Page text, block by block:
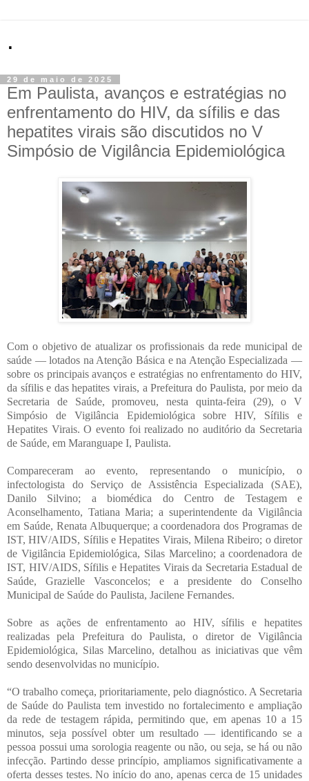
.
29 de maio de 2025
Em Paulista, avanços e estratégias no
enfrentamento do HIV, da sífilis e das
hepatites virais são discutidos no V
Simpósio de Vigilância Epidemiológica
Com o objetivo de atualizar os profissionais da rede municipal de
saúde — lotados na Atenção Básica e na Atenção Especializada —
sobre os principais avanços e estratégias no enfrentamento do HIV,
da sífilis e das hepatites virais, a Prefeitura do Paulista, por meio da
Secretaria de Saúde, promoveu, nesta quinta-feira (29), o V
Simpósio de Vigilância Epidemiológica sobre HIV, Sífilis e
Hepatites Virais. O evento foi realizado no auditório da Secretaria
de Saúde, em Maranguape I, Paulista.
Compareceram ao evento, representando o município, o
infectologista do Serviço de Assistência Especializada (SAE),
Danilo Silvino; a biomédica do Centro de Testagem e
Aconselhamento, Tatiana Maria; a superintendente da Vigilância
em Saúde, Renata Albuquerque; a coordenadora dos Programas de
IST, HIV/AIDS, Sífilis e Hepatites Virais, Milena Ribeiro; o diretor
de Vigilância Epidemiológica, Silas Marcelino; a coordenadora de
IST, HIV/AIDS, Sífilis e Hepatites Virais da Secretaria Estadual de
Saúde, Grazielle Vasconcelos; e a presidente do Conselho
Municipal de Saúde do Paulista, Jacilene Fernandes.
Sobre as ações de enfrentamento ao HIV, sífilis e hepatites
realizadas pela Prefeitura do Paulista, o diretor de Vigilância
Epidemiológica, Silas Marcelino, detalhou as iniciativas que vêm
sendo desenvolvidas no município.
“O trabalho começa, prioritariamente, pelo diagnóstico. A Secretaria
de Saúde do Paulista tem investido no fortalecimento e ampliação
da rede de testagem rápida, permitindo que, em apenas 10 a 15
minutos, seja possível obter um resultado — identificando se a
pessoa possui uma sorologia reagente ou não, ou seja, se há ou não
infecção. Partindo desse princípio, ampliamos significativamente a
oferta desses testes. No início do ano, apenas cerca de 15 unidades